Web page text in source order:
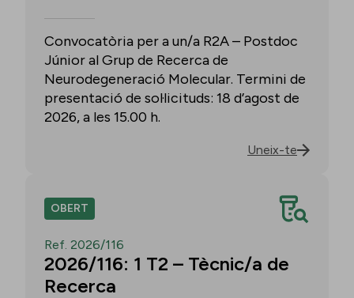
Convocatòria per a un/a R2A – Postdoc
Júnior al Grup de Recerca de
Neurodegeneració Molecular. Termini de
presentació de sol·licituds: 18 d’agost de
2026, a les 15.00 h.
Uneix-te
OBERT
Ref. 2026/116
2026/116: 1 T2 – Tècnic/a de
Recerca